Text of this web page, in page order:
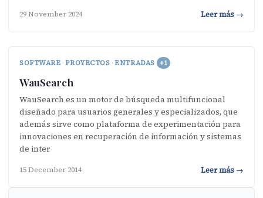
29 November 2024 Leer más →
SOFTWARE · PROYECTOS · ENTRADAS +1
WauSearch
WauSearch es un motor de búsqueda multifuncional
diseñado para usuarios generales y especializados, que
además sirve como plataforma de experimentación para
innovaciones en recuperación de información y sistemas
de inter
15 December 2014 Leer más →